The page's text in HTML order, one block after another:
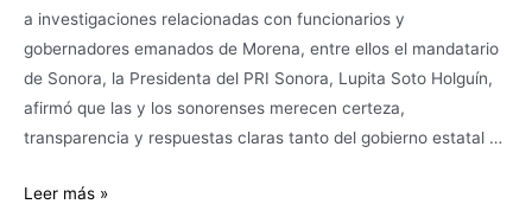
a investigaciones relacionadas con funcionarios y
gobernadores emanados de Morena, entre ellos el mandatario
de Sonora, la Presidenta del PRI Sonora, Lupita Soto Holguín,
afirmó que las y los sonorenses merecen certeza,
transparencia y respuestas claras tanto del gobierno estatal …
Leer más »